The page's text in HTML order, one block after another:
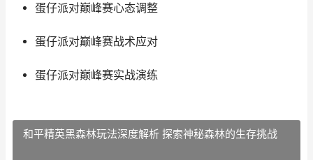
蛋仔派对巅峰赛心态调整
蛋仔派对巅峰赛战术应对
蛋仔派对巅峰赛实战演练
和平精英黑森林玩法深度解析 探索神秘森林的生存挑战